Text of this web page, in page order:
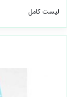
لیست کامل